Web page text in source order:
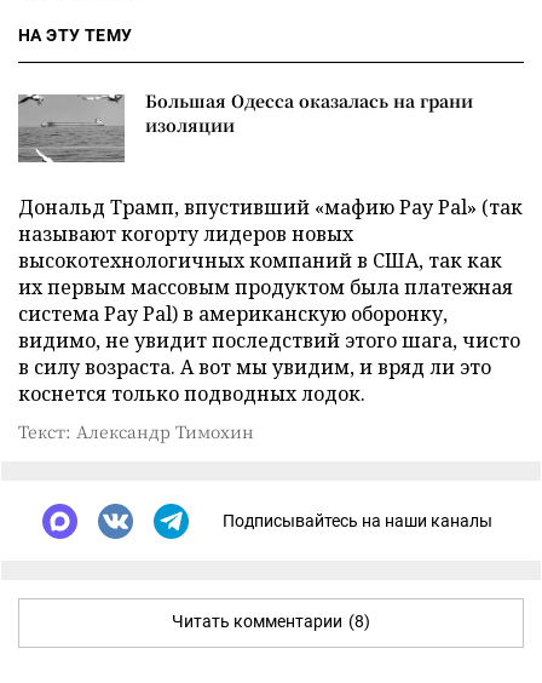
НА ЭТУ ТЕМУ
Большая Одесса оказалась на грани
изоляции
Дональд Трамп, впустивший «мафию Рay Рal» (так
называют когорту лидеров новых
высокотехнологичных компаний в США, так как
их первым массовым продуктом была платежная
система Рay Рal) в американскую оборонку,
видимо, не увидит последствий этого шага, чисто
в силу возраста. А вот мы увидим, и вряд ли это
коснется только подводных лодок.
Текст: Александр Тимохин
Подписывайтесь на наши каналы
Читать комментарии (8)